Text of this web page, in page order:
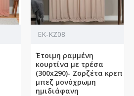
ΕΚ-ΚΖ08
Έτοιμη ραμμένη
κουρτίνα με τρέσα
(300x290)- Ζορζέτα κρεπ
μπεζ μονόχρωμη
ημιδιάφανη